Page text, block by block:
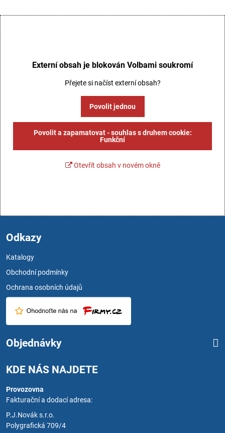
Externí obsah je blokován Volbami soukromí
Přejete si načíst externí obsah?
Povolit jednou
Povolit a zapamatovat - souhlas s druhem cookie:
Funkční
Otevřít obsah v novém okně
Odkazy
Katalogy
Obchodní podmínky
Ochrana osobních údajů
Objednávky
KDE NÁS NAJDETE
Provozovna
Fakturační a dodací adresa:
P.J.Novák s.r.o.
Polygrafická 709/4